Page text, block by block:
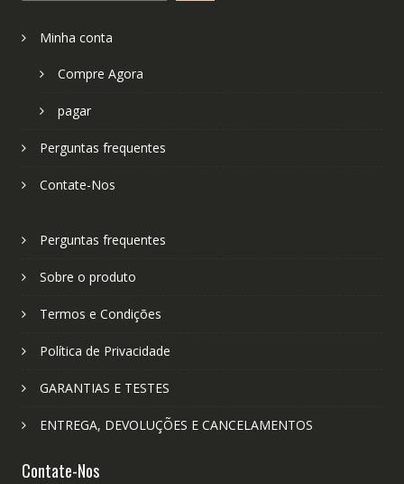
Minha conta
Compre Agora
pagar
Perguntas frequentes
Contate-Nos
Perguntas frequentes
Sobre o produto
Termos e Condições
Política de Privacidade
GARANTIAS E TESTES
ENTREGA, DEVOLUÇÕES E CANCELAMENTOS
Contate-Nos